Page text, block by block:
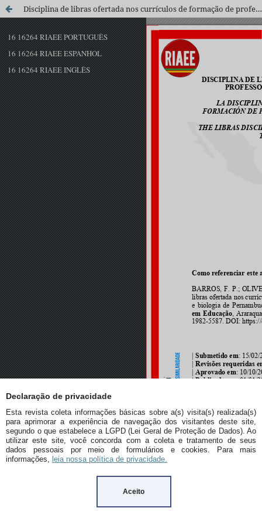
Declaração de privacidade
Esta revista coleta informações básicas sobre a(s) visita(s) realizada(s)
para aprimorar a experiência de navegação dos visitantes deste site,
segundo o que estabelece a LGPD (Lei Geral de Proteção de Dados). Ao
utilizar este site, você concorda com a coleta e tratamento de seus
dados pessoais por meio de formulários e cookies. Para mais
informações, leia nossa política de privacidade.
Aceito
Disciplina de libras ofertada nos currículos de formação de professores de ciências e biologia de Pernambuco